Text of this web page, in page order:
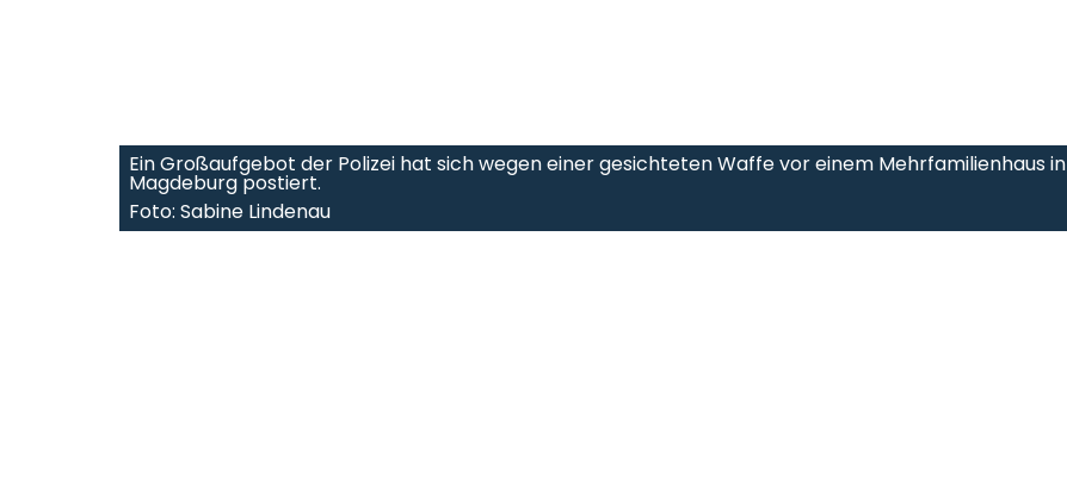
Ein Großaufgebot der Polizei hat sich wegen einer gesichteten Waffe vor einem Mehrfamilienhaus in
Magdeburg postiert.
Foto: Sabine Lindenau